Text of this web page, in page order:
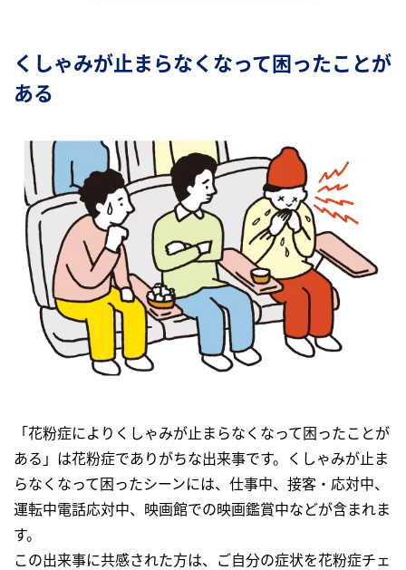
くしゃみが止まらなくなって困ったことが
ある
「花粉症によりくしゃみが止まらなくなって困ったことが
ある」は花粉症でありがちな出来事です。くしゃみが止ま
らなくなって困ったシーンには、仕事中、接客・応対中、
運転中電話応対中、映画館での映画鑑賞中などが含まれま
す。
この出来事に共感された方は、ご自分の症状を花粉症チェ